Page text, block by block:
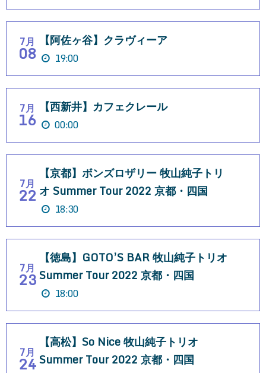
7月
08
【阿佐ヶ谷】クラヴィーア
19:00
7月
16
【西新井】カフェクレール
00:00
7月
22
【京都】ボンズロザリー 牧山純子トリ
オ Summer Tour 2022 京都・四国
18:30
7月
23
【徳島】GOTO’S BAR 牧山純子トリオ
Summer Tour 2022 京都・四国
18:00
7月
24
【高松】So Nice 牧山純子トリオ
Summer Tour 2022 京都・四国